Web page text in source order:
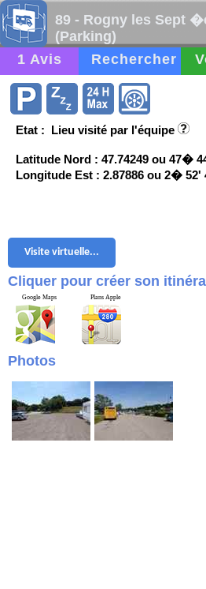
89 - Rogny les Sept
(Parking)
1 Avis
Rechercher
Etat : Lieu visité par l'équipe
Latitude Nord : 47.74249 ou 47�
Longitude Est : 2.87886 ou 2� 52'
Visite virtuelle...
Cliquer pour créer son
Google Maps Plans Apple
Photos